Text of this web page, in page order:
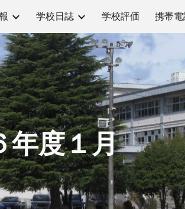
Skip to navigation
学校日誌 学校評価 携帯
年度１月